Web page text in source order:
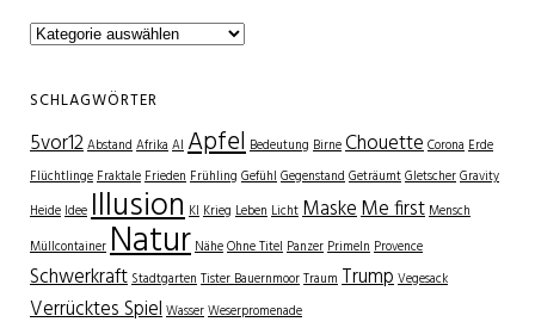
Kategorien
SCHLAGWÖRTER
5vor12AbstandAfrikaAIApfelBedeutung BirneChouetteCoronaErde
FlüchtlingeFraktaleFriedenFrühling GefühlGegenstandGeträumtGletscherGravity
HeideIdeeIllusionKIKrieg LebenLichtMaskeMe firstMensch
MüllcontainerNaturNäheOhne TitelPanzerPrimelnProvence
SchwerkraftStadtgartenTister BauernmoorTraumTrumpVegesack
Verrücktes SpielWasserWeserpromenade